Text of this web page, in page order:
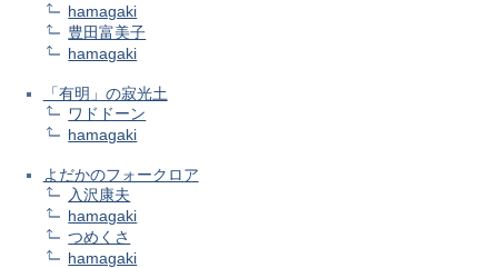
hamagaki
豊田富美子
hamagaki
「有明」の寂光土
ワドドーン
hamagaki
よだかのフォークロア
入沢康夫
hamagaki
つめくさ
hamagaki